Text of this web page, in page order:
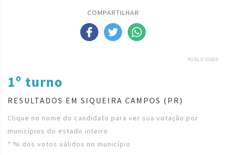
COMPARTILHAR
PUBLICIDADE
1º turno
RESULTADOS EM SIQUEIRA CAMPOS (PR)
Clique no nome do candidato para ver sua votação por
municípios do estado inteiro
* % dos votos válidos no município